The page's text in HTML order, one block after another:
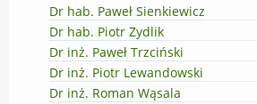
Dr hab. Paweł Sienkiewicz
Dr hab. Piotr Zydlik
Dr inż. Paweł Trzciński
Dr inż. Piotr Lewandowski
Dr inż. Roman Wąsala